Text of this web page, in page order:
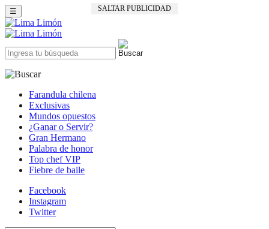
SALTAR PUBLICIDAD
☰
Farandula chilena
Exclusivas
Mundos opuestos
¿Ganar o Servir?
Gran Hermano
Palabra de honor
Top chef VIP
Fiebre de baile
Facebook
Instagram
Twitter